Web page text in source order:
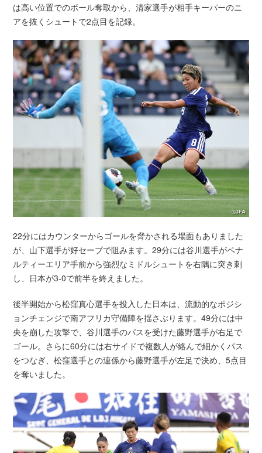
は高い位置でのボール奪取から、清家選手が相手キーパーのニ
アを抜くシュートで2点目を記録。
22分にはカウンターからゴールを脅かされる場面もありました
が、山下選手が好セーブで阻みます。29分には谷川選手がペナ
ルティーエリア手前から強烈なミドルシュートを右隅に突き刺
し、日本が3-0で前半を終えました。
後半開始から松窪真心選手を投入した日本は、流動的なポジシ
ョンチェンジで南アフリカ守備陣を揺さぶります。49分には中
央を崩した攻撃で、谷川選手のパスを受けた藤野選手が右足で
ゴール。さらに60分には右サイドで複数人が絡んで細かくパス
をつなぎ、松窪選手との連係から藤野選手が左足で決め、5点目
を奪いました。